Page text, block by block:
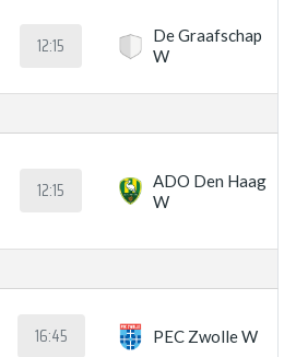
12:15
De Graafschap
W
12:15
ADO Den Haag
W
16:45 PEC Zwolle W